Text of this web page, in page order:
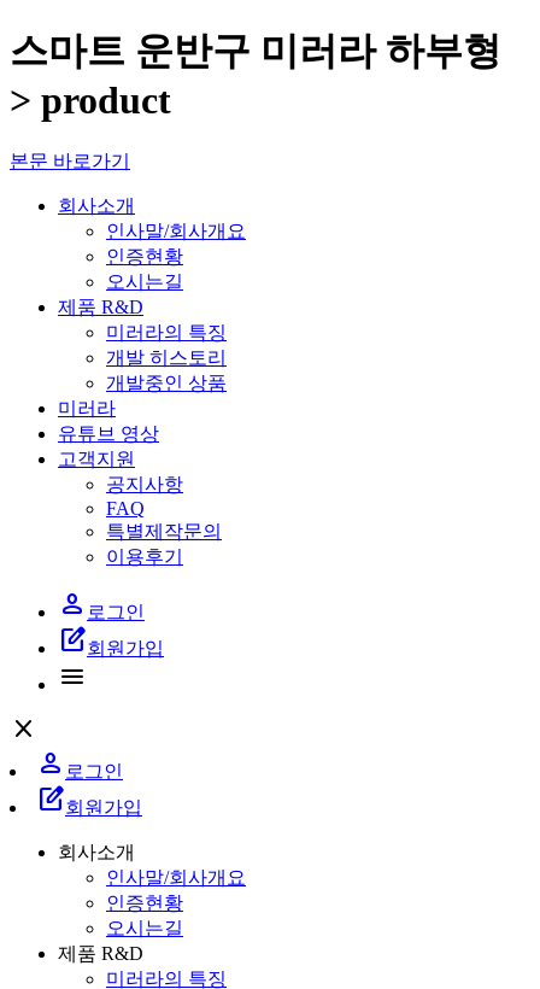
스마트 운반구 미러라 하부형
> product
본문 바로가기
회사소개
인사말/회사개요
인증현황
오시는길
제품 R&D
미러라의 특징
개발 히스토리
개발중인 상품
미러라
유튜브 영상
고객지원
공지사항
FAQ
특별제작문의
이용후기
person 로그인
edit_square회원가입
menu
close
person 로그인
edit_square회원가입
회사소개
인사말/회사개요
인증현황
오시는길
제품 R&D
미러라의 특징